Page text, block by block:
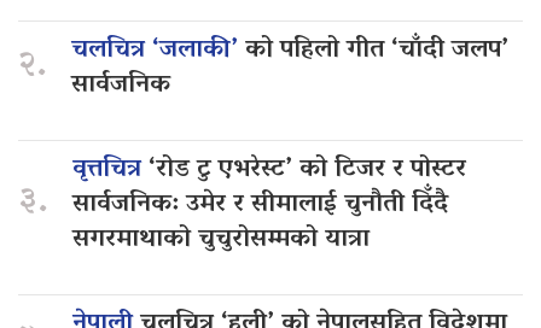
२. चलचित्र ‘जलाकी’को पहिलो गीत ‘चाँदी जलप’
सार्वजनिक
३.
वृत्तचित्र‘रोड टु एभरेस्ट’ को टिजर र पोस्टर
सार्वजनिक: उमेर र सीमालाई चुनौती दिँदै
सगरमाथाको चुचुरोसम्मको यात्रा